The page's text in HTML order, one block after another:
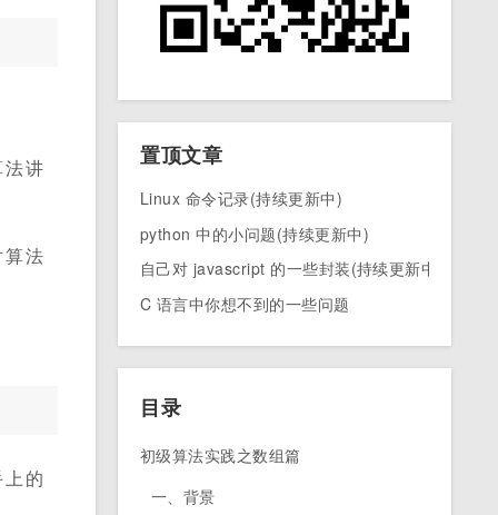
讲
法
的
置顶文章
Linux 命令记录(持续更新中)
python 中的小问题(持续更新中)
自己对 javascript 的一些封装(持续更新中)
C 语言中你想不到的一些问题
目录
初级算法实践之数组篇
一、背景